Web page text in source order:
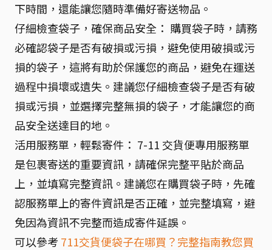
下時間，還能讓您隨時準備好寄送物品。
仔細檢查袋子，確保商品安全： 購買袋子時，請務
必確認袋子是否有破損或污損，避免使用破損或污
損的袋子，這將有助於保護您的商品，避免在運送
過程中損壞或遺失。建議您仔細檢查袋子是否有破
損或污損，並選擇完整無損的袋子，才能讓您的商
品安全送達目的地。
活用服務單，輕鬆寄件： 7-11 交貨便專用服務單
是包裹寄送的重要資訊，請確保完整平貼於商品
上，並填寫完整資訊。建議您在購買袋子時，先確
認服務單上的寄件資訊是否正確，並完整填寫，避
免因為資訊不完整而造成寄件延誤。
可以參考 711交貨便袋子在哪買？完整指南教您買